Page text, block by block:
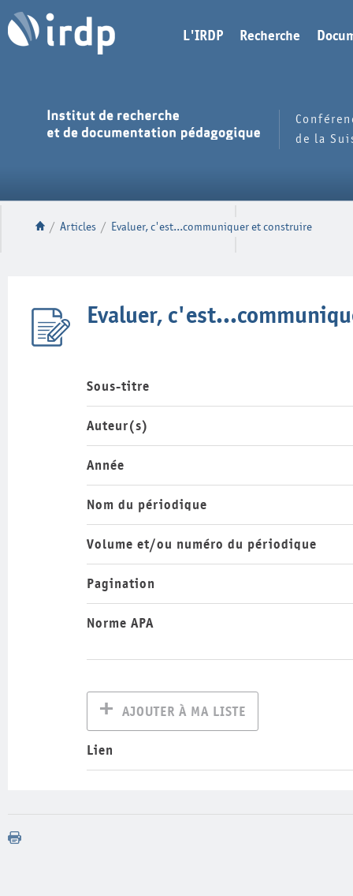
L'IRDP Recherche
de la
/ Articles / Evaluer, c'est...communiquer et construire
Evaluer,
Sous-titre
Auteur(s)
Année
Nom du périodique
Volume et/ou numéro du périodique
Pagination
Norme APA
AJOUTER À MA LISTE
Lien